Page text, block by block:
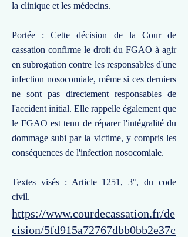
la clinique et les médecins.
Portée : Cette décision de la Cour de
cassation confirme le droit du FGAO à agir
en subrogation contre les responsables d'une
infection nosocomiale, même si ces derniers
ne sont pas directement responsables de
l'accident initial. Elle rappelle également que
le FGAO est tenu de réparer l'intégralité du
dommage subi par la victime, y compris les
conséquences de l'infection nosocomiale.
Textes visés : Article 1251, 3°, du code
civil.
https://www.courdecassation.fr/de
cision/5fd915a72767dbb0bb2e37c